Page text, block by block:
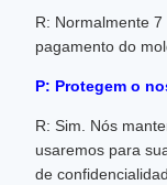
R: Normalmente
pagamento do
P: Protegem o
R: Sim. Nós
usaremos para
de